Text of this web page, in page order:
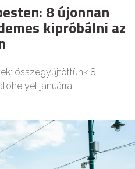
8 újonnan
kipróbálni az
összegyűjtöttünk 8
januárra.